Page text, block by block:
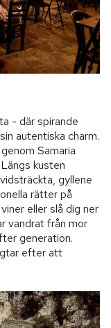
- där spirande
autentiska charm.
Samaria
kusten
gyllene
rätter på
eller slå dig ner
vandrat från mor
generation.
efter att